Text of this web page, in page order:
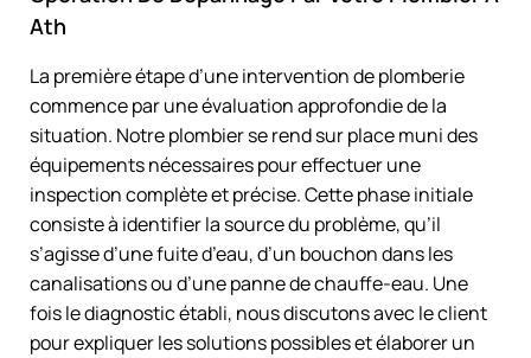
Ath
La première étape d’une intervention de plomberie
commence par une évaluation approfondie de la
situation. Notre plombier se rend sur place muni des
équipements nécessaires pour effectuer une
inspection complète et précise. Cette phase initiale
consiste à identifier la source du problème, qu’il
s’agisse d’une fuite d’eau, d’un bouchon dans les
canalisations ou d’une panne de chauffe-eau. Une
fois le diagnostic établi, nous discutons avec le client
pour expliquer les solutions possibles et élaborer un